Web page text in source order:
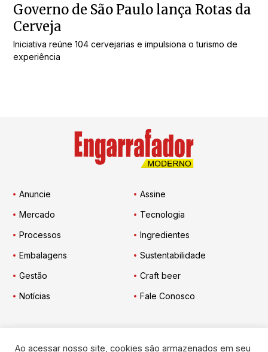
Governo de São Paulo lança Rotas da
Cerveja
Iniciativa reúne 104 cervejarias e impulsiona o turismo de
experiência
Anuncie
Assine
Mercado
Tecnologia
Processos
Ingredientes
Embalagens
Sustentabilidade
Gestão
Craft beer
Notícias
Fale Conosco
Ao acessar nosso site, cookies são armazenados em seu